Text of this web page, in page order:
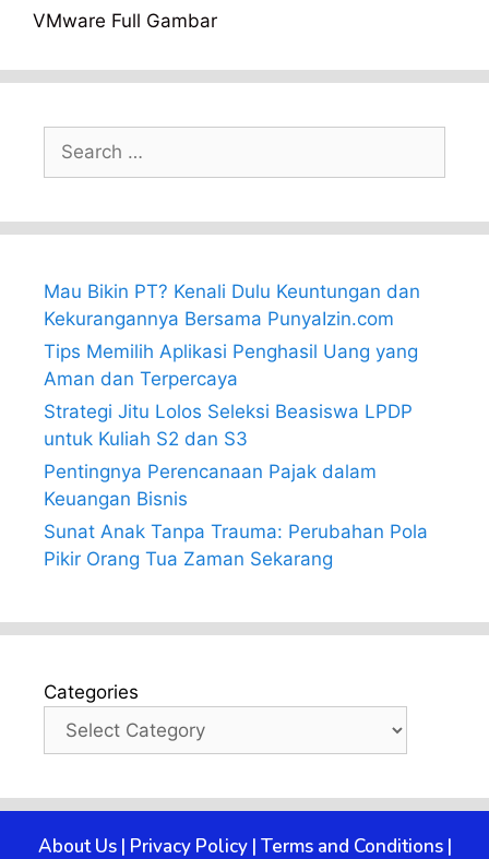
VMware Full Gambar
for:
Mau Bikin PT? Kenali Dulu Keuntungan dan
Kekurangannya Bersama PunyaIzin.com
Tips Memilih Aplikasi Penghasil Uang yang
Aman dan Terpercaya
Strategi Jitu Lolos Seleksi Beasiswa LPDP
untuk Kuliah S2 dan S3
Pentingnya Perencanaan Pajak dalam
Keuangan Bisnis
Sunat Anak Tanpa Trauma: Perubahan Pola
Pikir Orang Tua Zaman Sekarang
Categories
About Us| Privacy Policy| Terms and Conditions|